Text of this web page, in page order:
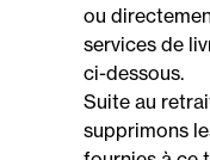
ou
services de
ci-dessous.
Suite au
supprimons